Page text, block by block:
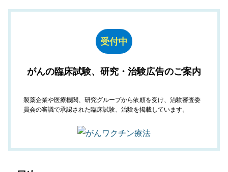
受付中
がんの臨床試験、研究・治験広告のご案内
製薬企業や医療機関、研究グループから依頼を受け、治験審査委
員会の審議で承認された臨床試験、治験を掲載しています。